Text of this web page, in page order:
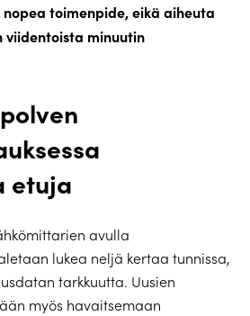
toimenpide, eikä aiheuta
viidentoista minuutin
etuja
avulla
lukea neljä kertaa tunnissa,
tarkkuutta. Uusien
myös havaitsemaan